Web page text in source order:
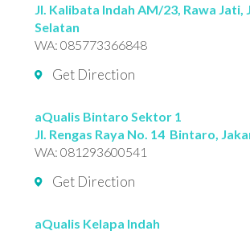
Jl. Kalibata Indah AM/23, Rawa Jati,
Selatan
WA:085773366848
Get Direction
aQualis Bintaro Sektor 1
Jl. Rengas Raya No. 14 Bintaro,
WA:081293600541
Get Direction
aQualis Kelapa Indah